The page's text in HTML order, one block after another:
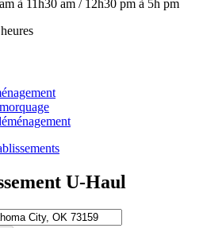
à 11h30 am / 12h30 pm à 5h pm
U-Haul